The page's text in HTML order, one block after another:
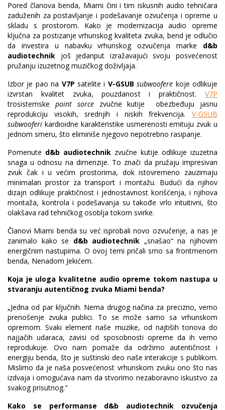
Pored članova benda, Miami čini i tim iskusnih audio tehničara
zaduženih za postavljanje i podešavanje ozvučenja i opreme u
skladu s prostorom. Kako je modernizacija audio opreme
ključna za postizanje vrhunskog kvaliteta zvuka, bend je odlučio
da investira u nabavku vrhunskog ozvučenja marke d&b
audiotechnik još jedanput izražavajući svoju posvećenost
pružanju izuzetnog muzičkog doživljaja.
Izbor je pao na V7P satelite i V-GSUB subwoofere koje odlikuje
izvrstan kvalitet zvuka, pouzdanost i praktičnost. V7P
trosistemske point sorcezvučne kutije obezbeđuju jasnu
reprodukciju visokih, srednjih i niskih frekvencija. V-GSUB
subwooferi kardioidne karakteristike usmerenosti emituju zvuk u
jednom smeru, što eliminiše njegovo nepotrebno rasipanje.
Pomenute d&b audiotechnik zvučne kutije odlikuje izuzetna
snaga u odnosu na dimenzije. To znači da pružaju impresivan
zvuk čak i u većim prostorima, dok istovremeno zauzimaju
minimalan prostor za transport i montažu. Budući da njihov
dizajn odlikuje praktičnost i jednostavnost korišćenja, i njihova
montaža, kontrola i podešavanja su takođe vrlo intuitivni, što
olakšava rad tehničkog osoblja tokom svirke.
Članovi Miami benda su već isprobali novo ozvučenje, a nas je
zanimalo kako se d&b audiotechnik „snašao“ na njihovim
energičnim nastupima. O ovoj temi pričali smo sa frontmenom
benda, Nenadom Jekićem.
Koja je uloga kvalitetne audio opreme tokom nastupa u
stvaranju autentičnog zvuka Miami benda?
„Jedna od par ključnih. Nema drugog načina za precizno, verno
prenošenje zvuka publici. To se može samo sa vrhunskom
opremom. Svaki element naše muzike, od najtiših tonova do
najjačih udaraca, zavisi od sposobnosti opreme da ih verno
reprodukuje. Ovo nam pomaže da održimo autentičnost i
energiju benda, što je suštinski deo naše interakcije s publikom.
Mislimo da je naša posvećenost vrhunskom zvuku ono što nas
izdvaja i omogućava nam da stvorimo nezaboravno iskustvo za
svakog prisutnog."
Kako se performanse d&b audiotechnik ozvučenja